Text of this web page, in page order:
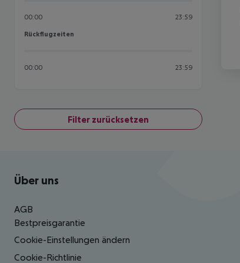
00:00 23:59
Rückflugzeiten
Rückflugzeiten
00:00 23:59
Filter zurücksetzen
Footer navigation
Über uns
AGB
Bestpreisgarantie
Cookie-Einstellungen ändern
Cookie-Richtlinie